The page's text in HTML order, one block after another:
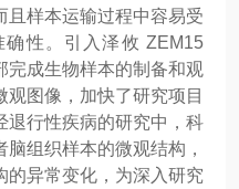
且样本运输过程中容易受
性。引入泽攸 ZEM15
完成生物样本的制备和观
图像，加快了研究项目
退行性疾病的研究中，科
组织样本的微观结构，
的异常变化，为深入研究